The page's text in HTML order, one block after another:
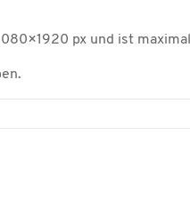
px und ist